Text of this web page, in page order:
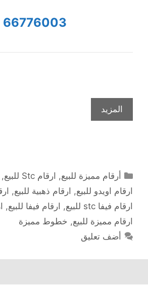
66776003
المزيد
التصنيفات
أرقام مميزة للبيع, ارقام Stc للبيع ,
ارقام اويدو للبيع, ارقام ذهبية للبيع,
ارقام فيفا stc للبيع
, ارقام فيفا للبيع,
ارقام مميزة للبيع, خطوط مميزة
أضف تعليق